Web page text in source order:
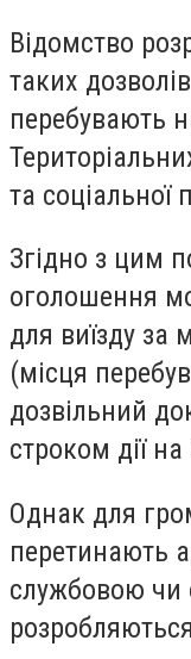
Відомство
таких
перебувають
та
Згідно з цим
оголошення
для виїзду за
(місця
дозвільний
строком дії
Однак для
перетинають
службовою чи